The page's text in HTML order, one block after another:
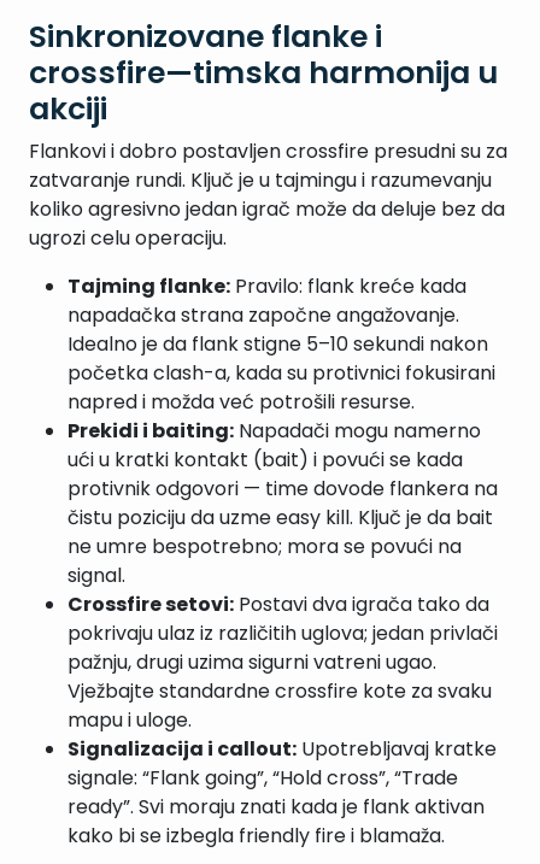
Sinkronizovane flanke i
crossfire—timska harmonija u
akciji
Flankovi i dobro postavljen crossfire presudni su za
zatvaranje rundi. Ključ je u tajmingu i razumevanju
koliko agresivno jedan igrač može da deluje bez da
ugrozi celu operaciju.
Tajming flanke: Pravilo: flank kreće kada
napadačka strana započne angažovanje.
Idealno je da flank stigne 5–10 sekundi nakon
početka clash-a, kada su protivnici fokusirani
napred i možda već potrošili resurse.
Prekidi i baiting: Napadači mogu namerno
ući u kratki kontakt (bait) i povući se kada
protivnik odgovori — time dovode flankera na
čistu poziciju da uzme easy kill. Ključ je da bait
ne umre bespotrebno; mora se povući na
signal.
Crossfire setovi: Postavi dva igrača tako da
pokrivaju ulaz iz različitih uglova; jedan privlači
pažnju, drugi uzima sigurni vatreni ugao.
Vježbajte standardne crossfire kote za svaku
mapu i uloge.
Signalizacija i callout: Upotrebljavaj kratke
signale: “Flank going”, “Hold cross”, “Trade
ready”. Svi moraju znati kada je flank aktivan
kako bi se izbegla friendly fire i blamaža.